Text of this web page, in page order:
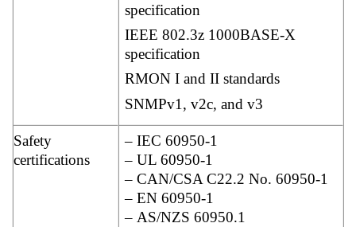
specification
IEEE 802.3z 1000BASE-X
specification
RMON I and II standards
SNMPv1, v2c, and v3
Safety
certifications
– IEC 60950-1
– UL 60950-1
– CAN/CSA C22.2 No. 60950-1
– EN 60950-1
– AS/NZS 60950.1